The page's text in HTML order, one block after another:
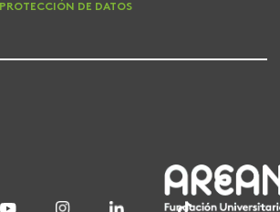
PROTECCIÓN DE DATOS